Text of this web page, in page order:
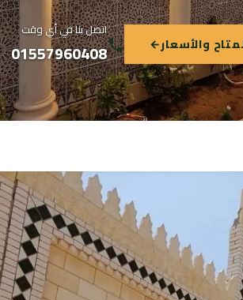
والأسعار←
اتصل بنا في أي وقت
01557960408